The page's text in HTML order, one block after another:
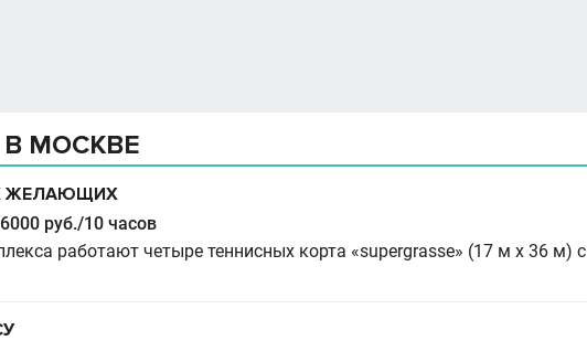
МОСКВЕ
ЖЕЛАЮЩИХ
руб./10 часов
работают четыре теннисных корта «supergrasse» (17 м х 36 м) с